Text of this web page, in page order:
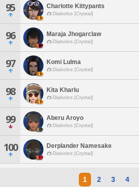
95 Charlotte Kittypants
Diabolos [Crystal]
96 Maraja Jhogarclaw
Diabolos [Crystal]
97 Komi Lulma
Diabolos [Crystal]
98 Kita Kharlu
Diabolos [Crystal]
99 Aberu Aroyo
Diabolos [Crystal]
100 Derplander Namesake
Diabolos [Crystal]
1 2 3 4